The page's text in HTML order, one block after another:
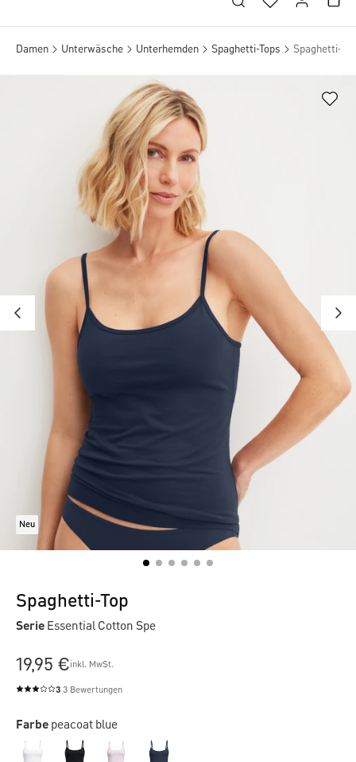
Damen Unterwäsche Unterhemden Spaghetti-Tops Spaghetti-Top
Neu
Spaghetti-Top
Serie Essential Cotton Spe
19,95 €inkl. MwSt.
Durchschnittliche Bewertung von 3 von 5 Sternen
3 3 Bewertungen
Farbe peacoat blue